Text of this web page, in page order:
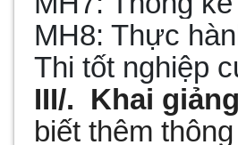
MH8: Thực
Thi tốt nghiệp
III/. Khai giảng
biết thêm